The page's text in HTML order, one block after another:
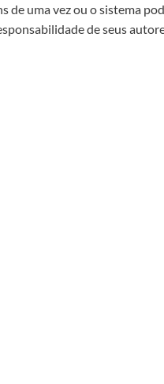
de uma vez ou o sistema
de seus